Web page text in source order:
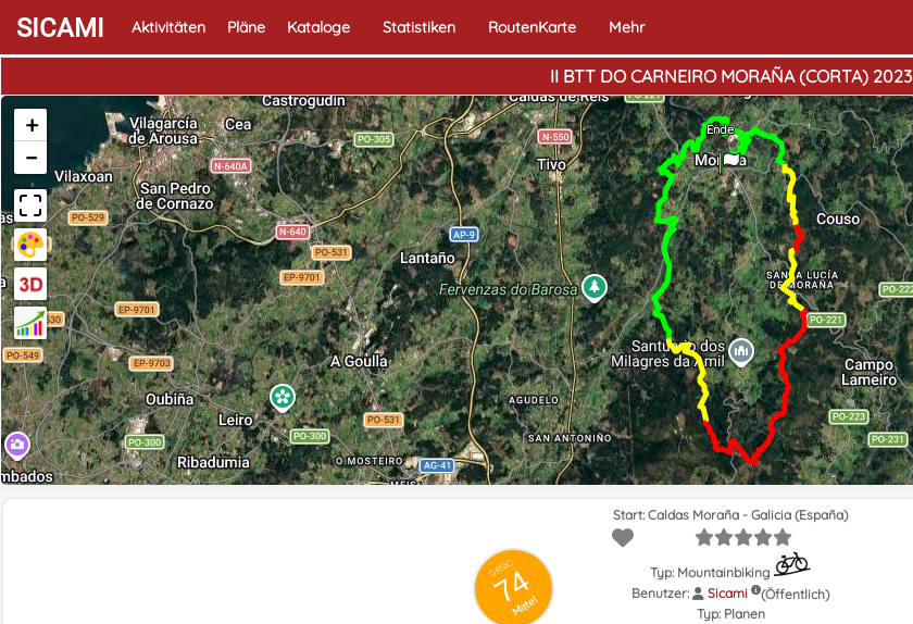
SICAMI Aktivitäten Pläne Kataloge Statistiken RoutenKarte Mehr
II BTT DO CARNEIRO MORAÑA (CORTA) 2023
Start
Ende
+
−
GRSIC
74
Mittel
Start: Caldas Moraña - Galicia (España)
Typ: Mountainbiking
Benutzer:
Sicami
(Öffentlich)
Typ: Planen